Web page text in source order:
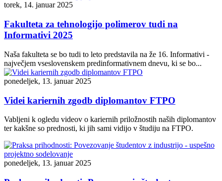
torek, 14. januar 2025
Fakulteta za tehnologijo polimerov tudi na
Informativi 2025
Naša fakulteta se bo tudi to leto predstavila na že 16. Informativi -
največjem vseslovenskem predinformativnem dnevu, ki se bo...
ponedeljek, 13. januar 2025
Videi kariernih zgodb diplomantov FTPO
Vabljeni k ogledu videov o kariernih priložnostih naših diplomantov
ter kakšne so prednosti, ki jih sami vidijo v študiju na FTPO.
ponedeljek, 13. januar 2025